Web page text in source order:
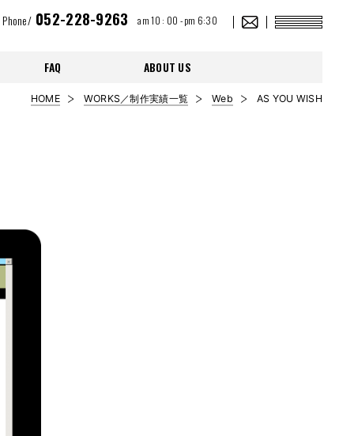
Phone/052-228-9263 am 10 : 00 - pm 6:30
FAQ ABOUT US
HOME WORKS／制作実績一覧 Web AS YOU WISH